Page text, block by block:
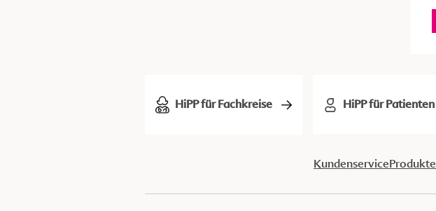
HiPP für Fachkreise HiPP für Patienten
KundenserviceProdukte